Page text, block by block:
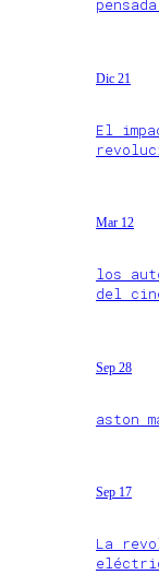
Dic 21
El
Mar 12
los
del
Sep 28
aston
Sep 17
La